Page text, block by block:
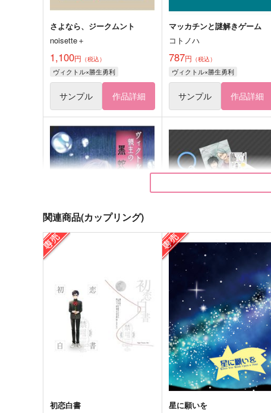
さよなら、ジークムント
noisette＋
1,100円 （税込）
ヴィクトル×勝生勇利
サンプル 作品詳細
マッカチンと謎解きゲーム
コトノハ
787円 （税込）
ヴィクトル×勝生勇利
サンプル 作品詳細
ヴィクトル領主の黒蛇
紅茶シフォン
円 （税込）
ヴィクトル×勝生勇利
師弟アンブレラマーカーセッ
Abyss
715円（税込）
ヴィクトル×勝生勇利
サンプル 作品詳細
関連商品(カップリング)
初恋白書
星に願いを